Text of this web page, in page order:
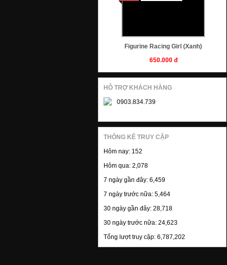
Figurine Racing Girl (xanh)
650.000 đ
1:18 hand made
Figurine Akira Nakai (xám)
Figurine Akira Nakai (xanh/xám)
950.000 đ
HỖ TRỢ KHÁCH HÀNG
0903.834.739
THỐNG KÊ TRUY CẬP
Hôm nay: 152
Hôm qua: 2,078
7 ngày gần đây: 6,459
7 ngày trước nữa: 5,464
30 ngày gần đây: 28,718
30 ngày trước nữa: 24,623
Tổng lượt truy cập: 6,787,202